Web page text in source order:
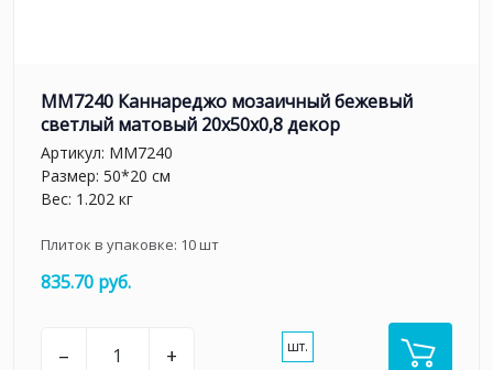
MM7240 Каннареджо мозаичный бежевый
светлый матовый 20x50x0,8 декор
Артикул: MM7240
Размер: 50*20 см
Вес: 1.202 кг
Плиток в упаковке: 10шт
835.70 руб.
– + шт.